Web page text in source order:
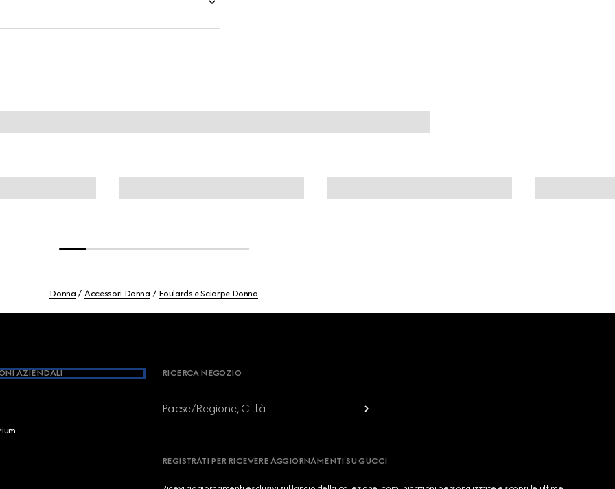
Donna Accessori Donna Foulards e Sciarpe Donna
AZIENDALI RICERCA NEGOZIO
Paese/Regione, Città
REGISTRATI PER RICEVERE AGGIORNAMENTI SU GUCCI